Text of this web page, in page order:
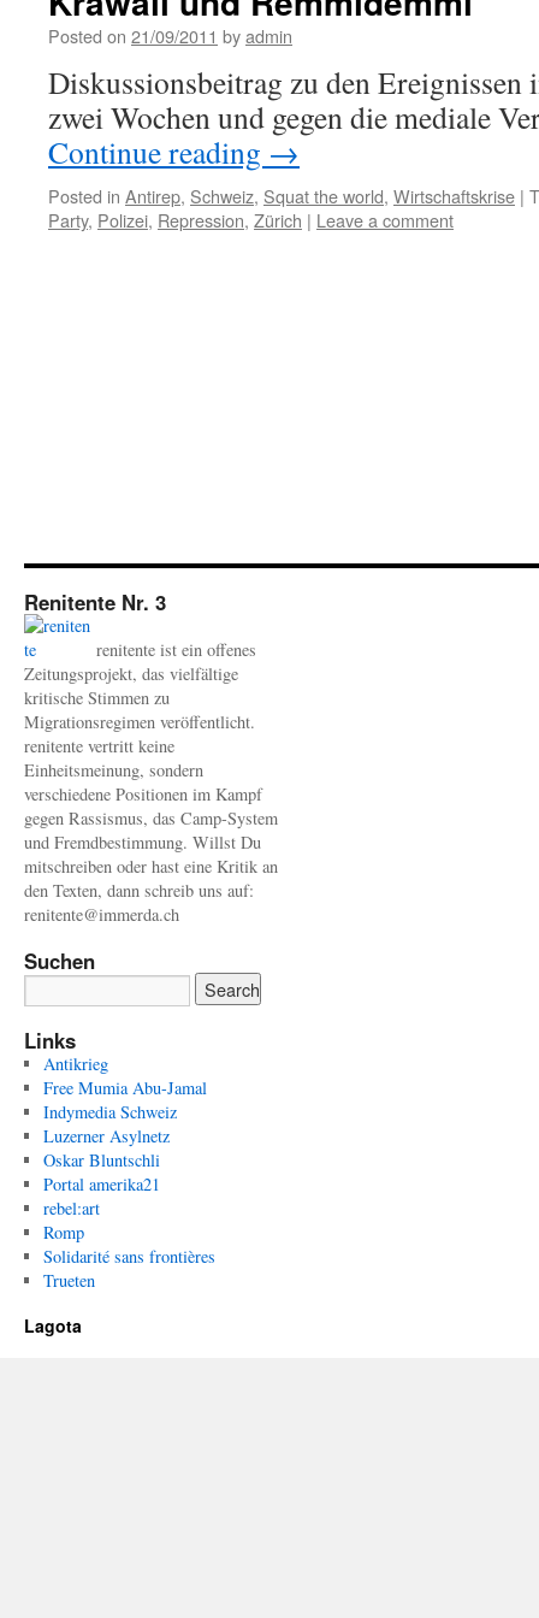
Posted on 21/09/2011 byadmin
Diskussionsbeitrag zu den
zwei Wochen und gegen die mediale
Continue reading →
Posted in Antirep, Schweiz, Squat the world, Wirtschaftskrise |
Party, Polizei, Repression, Zürich | Leave a comment
Renitente Nr. 3
renitente ist ein offenes
Zeitungsprojekt, das vielfältige
kritische Stimmen zu
Migrationsregimen veröffentlicht.
renitente vertritt keine
Einheitsmeinung, sondern
verschiedene Positionen im Kampf
gegen Rassismus, das Camp-System
und Fremdbestimmung. Willst Du
mitschreiben oder hast eine Kritik an
den Texten, dann schreib uns auf:
renitente@immerda.ch
Suchen
Links
Antikrieg
Free Mumia Abu-Jamal
Indymedia Schweiz
Luzerner Asylnetz
Oskar Bluntschli
Portal amerika21
rebel:art
Romp
Solidarité sans frontières
Trueten
Lagota